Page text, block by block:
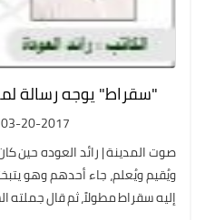
"سقراط" يوجه رسالة
03-20-2017 04:59 مساءً
صوت المدينة | رائد العوده حين
ويُقيم ويُعلم، جاء أحدهم وهو
إليه سقراط مطولاً، ثم قال